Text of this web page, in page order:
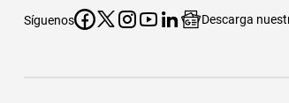
Síguenos Descarga